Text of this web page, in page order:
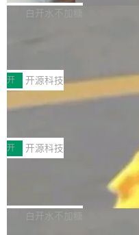
V ...
注意这是 OpenCode 一家的
不完。」5T 来自免费额度，
作系统的第十八个主要版本
ve JH71XX 的设备，例如
64 STAR64，以及 QEMU。
-2024 和 C23 编程接口标准
_linux(8) 增强了对 Linux 系
括 epoll（围绕 kqueue 实现
列、...
白开水不加糖
案
享会在上海举办。鸿蒙生态的
台鲸鸿动能协同华为游戏中心
发者及生态伙伴，系统呈现了
完整能力版图——从IAP高价
营、到IAA游戏的“买变一体”
广告协同的全链路经营闭环
的出海增长布局。 华为终端
责人在开场致辞中表示，游
已不再是“多一个投放渠道”，
开 开源科技
技嘉X3D系列再添新成员
面向AMD Ryzen X3D处理器
列主板阵容迎来新成员
X3D。作为面向主流高性能
产品，B850 AORUS ELITE
D平台优化上的技术积累，旨
更稳定、更高效的装机选择
开 开源科技
Zadig v5.0 发布：AI 发布
我们团队这几天最大的卡点不
好，是 AI 写得太好了。 好到
白开水不加糖